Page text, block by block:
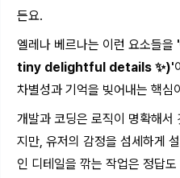
든요.
엘레나 베르나는 이런 요소들을
tiny delightful details ✨)'
차별성과 기억을 빚어내는 핵심
개발과 코딩은 로직이 명확해서
지만, 유저의 감정을 섬세하게
인 디테일을 깎는 작업은 정답